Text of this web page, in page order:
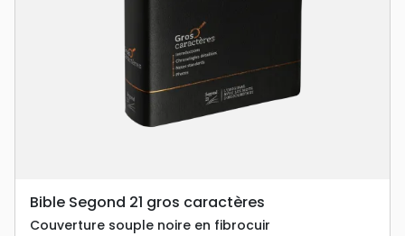
Bible Segond 21 gros caractères
Couverture souple noire en fibrocuir